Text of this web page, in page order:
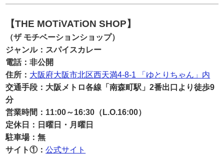
【THE MOTiVATiON SHOP】
（ザ モチベーションショップ）
ジャンル：スパイスカレー
電話：非公開
住所： 大阪府大阪市北区西天満4-8-1 「ゆとりちゃん」内
交通手段：大阪メトロ各線「南森町駅」2番出口より徒歩9
分
営業時間：11:00～16:30（L.O.16:00）
定休日：日曜日・月曜日
駐車場：無
サイト①：公式サイト